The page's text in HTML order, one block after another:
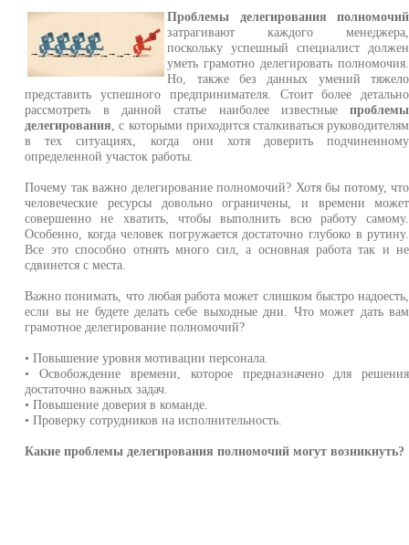
Проблемы делегирования полномочий
затрагивают каждого менеджера,
поскольку успешный специалист должен
уметь грамотно делегировать полномочия.
Но, также без данных умений тяжело
представить успешного предпринимателя. Стоит более детально
рассмотреть в данной статье наиболее известныепроблемы
делегирования , с которыми приходится сталкиваться руководителям
в тех ситуациях, когда они хотя доверить подчиненному
определенной участок работы.
Почему так важно делегирование полномочий? Хотя бы потому, что
человеческие ресурсы довольно ограничены, и времени может
совершенно не хватить, чтобы выполнить всю работу самому.
Особенно, когда человек погружается достаточно глубоко в рутину.
Все это способно отнять много сил, а основная работа так и не
сдвинется с места.
Важно понимать, что любая работа может слишком быстро надоесть,
если вы не будете делать себе выходные дни. Что может дать вам
грамотное делегирование полномочий?
• Повышение уровня мотивации персонала.
• Освобождение времени, которое предназначено для решения
достаточно важных задач.
• Повышение доверия в команде.
• Проверку сотрудников на исполнительность.
Какие проблемы делегирования полномочий могут возникнуть?